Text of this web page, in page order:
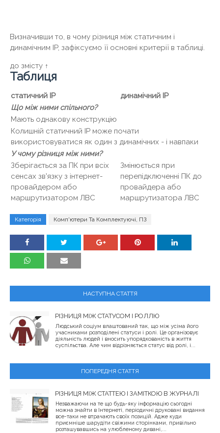
Визначивши то, в чому різниця між статичним і
динамічним IP, зафіксуємо її основні критерії в таблиці.
до змісту ↑
Таблиця
статичний IP
динамічний IP
Що між ними спільного?
Мають однакову конструкцію
Колишній статичний IP може почати
використовуватися як один з динамічних - і навпаки
У чому різниця між ними?
Зберігається за ПК при всіх
сенсах зв'язку з інтернет-
провайдером або
маршрутизатором ЛВС
Змінюється при
перепідключенні ПК до
провайдера або
маршрутизатора ЛВС
Категорія Комп'ютери Та Комплектуючі, ПЗ
НАСТУПНА СТАТТЯ
РІЗНИЦЯ МІЖ СТАТУСОМ І РОЛЛЮ
Людський соціум влаштований так, що між усіма його
учасниками розподілені статуси і ролі. Це організовує
діяльність людей і вносить упорядкованість в життя
суспільства. Але чим відрізняється статус від ролі, і...
ПОПЕРЕДНЯ СТАТТЯ
РІЗНИЦЯ МІЖ СТАТТЕЮ І ЗАМІТКОЮ В ЖУРНАЛІ
Незважаючи на те що будь-яку інформацію сьогодні
можна знайти в Інтернеті, періодичні друковані видання
все-таки не втрачають своїх позицій. Адже куди
приємніше шарудіти свіжими сторінками, привільно
розташувавшись на улюбленому дивані,...